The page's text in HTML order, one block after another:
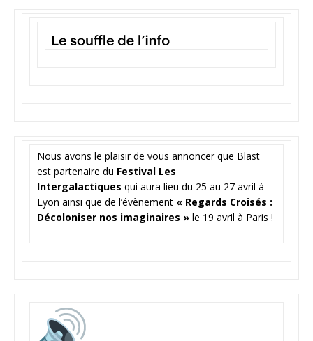
Nous avons le plaisir de vous annoncer que Blast
est partenaire du Festival Les
Intergalactiques qui aura lieu du 25 au 27 avril à
Lyon ainsi que de l’évènement « Regards Croisés :
Décoloniser nos imaginaires » le 19 avril à Paris !